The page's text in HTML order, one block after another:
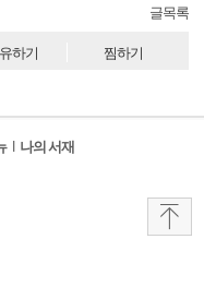
글목록
하기 찜하기
l 나의 서재